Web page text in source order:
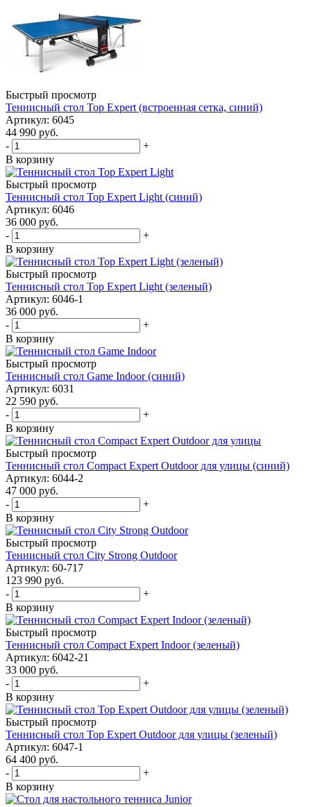
Быстрый просмотр
Теннисный стол Top Expert (встроенная сетка, синий)
Артикул: 6045
44 990 руб.
-
+
В корзину
Быстрый просмотр
Теннисный стол Top Expert Light (синий)
Артикул: 6046
36 000 руб.
-
+
В корзину
Быстрый просмотр
Теннисный стол Top Expert Light (зеленый)
Артикул: 6046-1
36 000 руб.
-
+
В корзину
Быстрый просмотр
Теннисный стол Game Indoor (синий)
Артикул: 6031
22 590 руб.
-
+
В корзину
Быстрый просмотр
Теннисный стол Compact Expert Outdoor для улицы (синий)
Артикул: 6044-2
47 000 руб.
-
+
В корзину
Быстрый просмотр
Теннисный стол City Strong Outdoor
Артикул: 60-717
123 990 руб.
-
+
В корзину
Быстрый просмотр
Теннисный стол Compact Expert Indoor (зеленый)
Артикул: 6042-21
33 000 руб.
-
+
В корзину
Быстрый просмотр
Теннисный стол Top Expert Outdoor для улицы (зеленый)
Артикул: 6047-1
64 400 руб.
-
+
В корзину